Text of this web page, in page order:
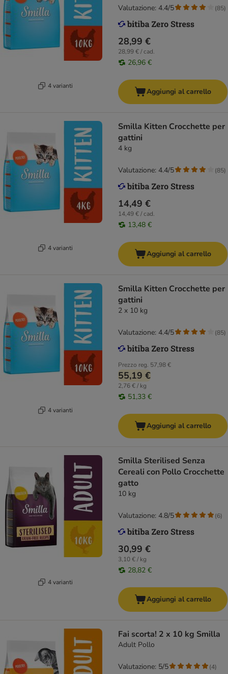
4 varianti
28,99 €
28,99 € / cad.
26,96 €
Valutazione: 4.4/5 (85)
Aggiungi al carrello
4 varianti
Smilla Kitten Crocchette per
gattini
4 kg
14,49 €
14,49 € / cad.
13,48 €
Valutazione: 4.4/5 (85)
Aggiungi al carrello
4 varianti
Smilla Kitten Crocchette per
gattini
2 x 10 kg
Prezzo reg. 57,98 €
55,19 €
2,76 € / kg
51,33 €
Valutazione: 4.4/5 (85)
Aggiungi al carrello
4 varianti
Smilla Sterilised Senza
Cereali con Pollo Crocchette
gatto
10 kg
30,99 €
3,10 € / kg
28,82 €
Valutazione: 4.8/5 (6)
Aggiungi al carrello
Fai scorta! 2 x 10 kg Smilla
Adult Pollo
Valutazione: 5/5 (4)